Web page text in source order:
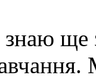
ще